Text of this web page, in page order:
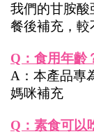
我們的甘胺酸
餐後補充，
Q：食用年齡
A：本產品專
媽咪補充
Q：素食可以